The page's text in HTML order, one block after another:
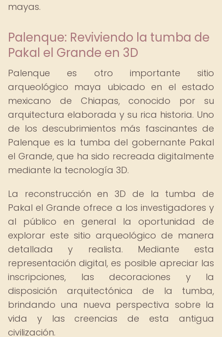
mayas.
Palenque: Reviviendo la tumba de
Pakal el Grande en 3D
Palenque es otro importante sitio
arqueológico maya ubicado en el estado
mexicano de Chiapas, conocido por su
arquitectura elaborada y su rica historia. Uno
de los descubrimientos más fascinantes de
Palenque es la tumba del gobernante Pakal
el Grande, que ha sido recreada digitalmente
mediante la tecnología 3D.
La reconstrucción en 3D de la tumba de
Pakal el Grande ofrece a los investigadores y
al público en general la oportunidad de
explorar este sitio arqueológico de manera
detallada y realista. Mediante esta
representación digital, es posible apreciar las
inscripciones, las decoraciones y la
disposición arquitectónica de la tumba,
brindando una nueva perspectiva sobre la
vida y las creencias de esta antigua
civilización.